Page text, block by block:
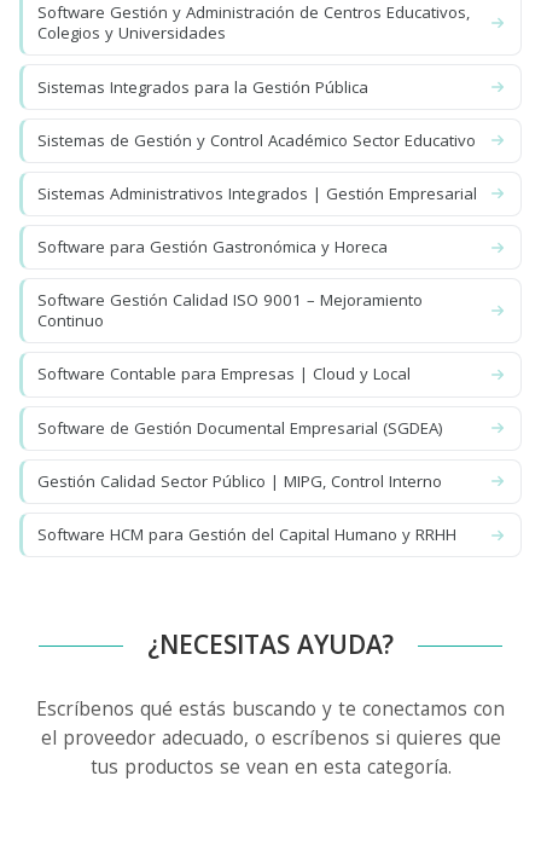
Software Gestión y Administración de Centros Educativos,
Colegios y Universidades
Sistemas Integrados para la Gestión Pública
Sistemas de Gestión y Control Académico Sector Educativo
Sistemas Administrativos Integrados | Gestión Empresarial
Software para Gestión Gastronómica y Horeca
Software Gestión Calidad ISO 9001 – Mejoramiento
Continuo
Software Contable para Empresas | Cloud y Local
Software de Gestión Documental Empresarial (SGDEA)
Gestión Calidad Sector Público | MIPG, Control Interno
Software HCM para Gestión del Capital Humano y RRHH
¿NECESITAS AYUDA?
Escríbenos qué estás buscando y te conectamos con
el proveedor adecuado, o escríbenos si quieres que
tus productos se vean en esta categoría.